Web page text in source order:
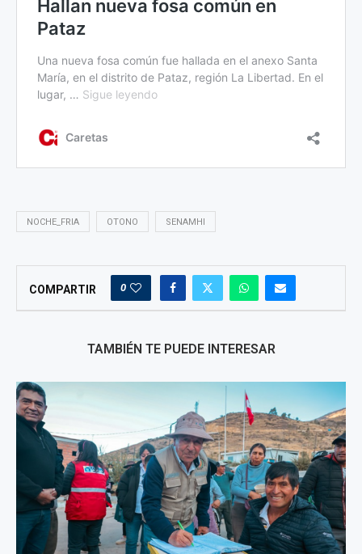
NOCHE_FRIA OTONO SENAMHI
COMPARTIR 0
TAMBIÉN TE PUEDE INTERESAR